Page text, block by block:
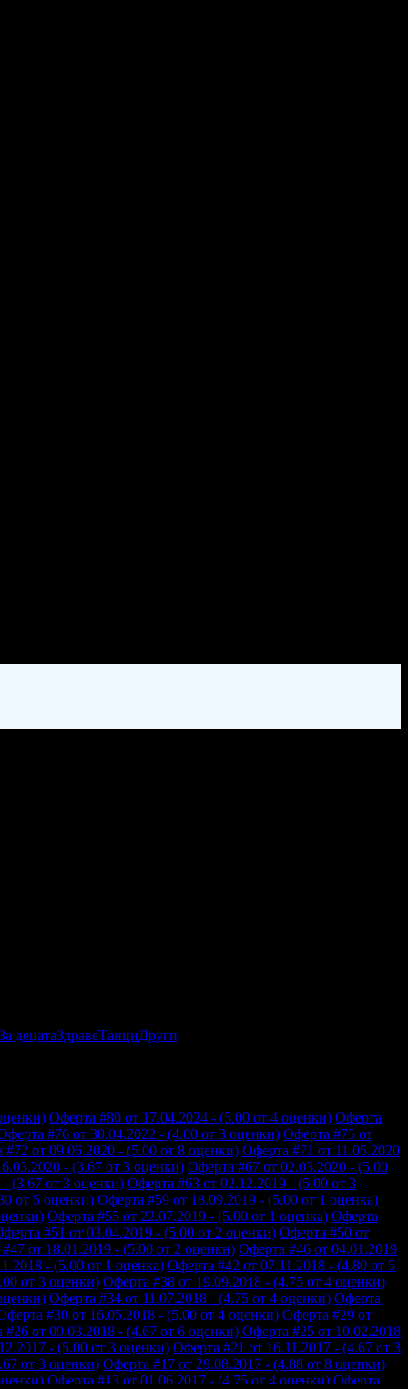
децатаЗдравеТанциДруги
Оферта #80 от 17.04.2024 - (5.00 от 4 оценки) Оферта
#76 от 30.04.2022 - (4.00 от 3 оценки) Оферта #75 от
#72 от 09.06.2020 - (5.00 от 8 оценки) Оферта #71 от 11.05.2020
- (3.67 от 3 оценки) Оферта #67 от 02.03.2020 - (5.00
(3.67 от 3 оценки) Оферта #63 от 02.12.2019 - (5.00 от 3
от 5 оценки) Оферта #59 от 18.09.2019 - (5.00 от 1 оценка)
Оферта #55 от 22.07.2019 - (5.00 от 1 оценка) Оферта
#51 от 03.04.2019 - (5.00 от 2 оценки) Оферта #50 от
от 18.01.2019 - (5.00 от 2 оценки) Оферта #46 от 04.01.2019
- (5.00 от 1 оценка) Оферта #42 от 07.11.2018 - (4.80 от 5
от 3 оценки) Оферта #38 от 19.09.2018 - (4.75 от 4 оценки)
Оферта #34 от 11.07.2018 - (4.75 от 4 оценки) Оферта
#30 от 16.05.2018 - (5.00 от 4 оценки) Оферта #29 от
#26 от 09.03.2018 - (4.67 от 6 оценки) Оферта #25 от 10.02.2018
- (5.00 от 3 оценки) Оферта #21 от 16.11.2017 - (4.67 от 3
от 3 оценки) Оферта #17 от 29.08.2017 - (4.88 от 8 оценки)
Оферта #13 от 01.06.2017 - (4.75 от 4 оценки) Оферта